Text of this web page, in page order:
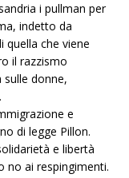
i pullman per
indetto da
quella che viene
il razzismo
sulle donne,
e
di legge Pillon.
e libertà
no ai respingimenti.